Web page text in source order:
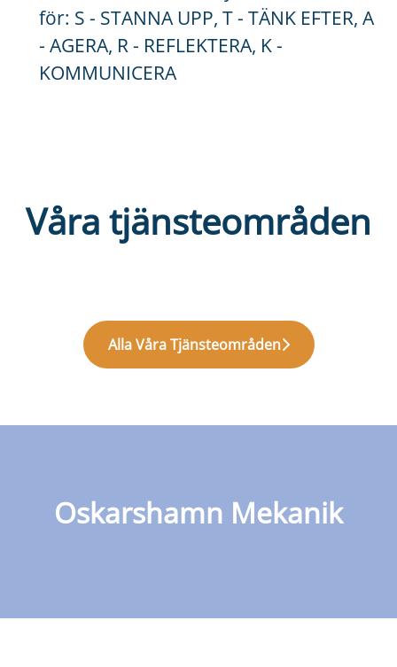
för: S - STANNA UPP, T - TÄNK EFTER, A
- AGERA, R - REFLEKTERA, K -
KOMMUNICERA
Våra tjänsteområden
Tillverkning och Mekaniskt
underhåll
Affärsstöd
Innovation
Alla Våra Tjänsteområden
Oskarshamn Mekanik